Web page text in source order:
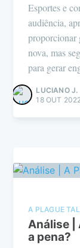
Esportes e
audiência,
proporcionar
nova, mas
para gerar
LUCIANO J.
18 OUT 2022
A PLAGUE
Análise |
a pena?